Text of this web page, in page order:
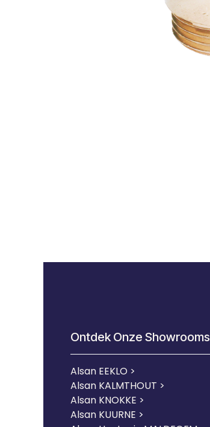
Ontdek Onze Showrooms
Alsan EEKLO >
Alsan KALMTHOUT >
Alsan KNOKKE >
Alsan KUURNE >